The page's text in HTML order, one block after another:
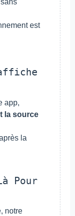
est
app,
la source
la
Pour
notre